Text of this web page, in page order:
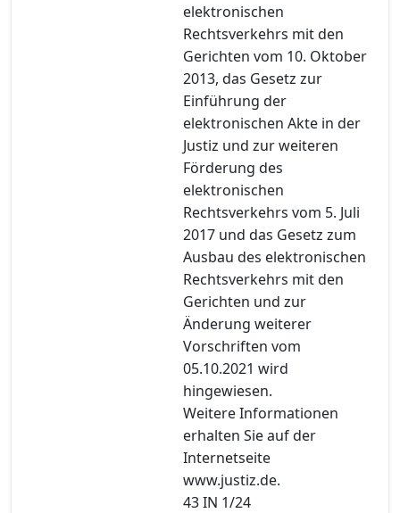
elektronischen
Rechtsverkehrs mit den
Gerichten vom 10. Oktober
2013, das Gesetz zur
Einführung der
elektronischen Akte in der
Justiz und zur weiteren
Förderung des
elektronischen
Rechtsverkehrs vom 5. Juli
2017 und das Gesetz zum
Ausbau des elektronischen
Rechtsverkehrs mit den
Gerichten und zur
Änderung weiterer
Vorschriften vom
05.10.2021 wird
hingewiesen.
Weitere Informationen
erhalten Sie auf der
Internetseite
www.justiz.de.
43 IN 1/24